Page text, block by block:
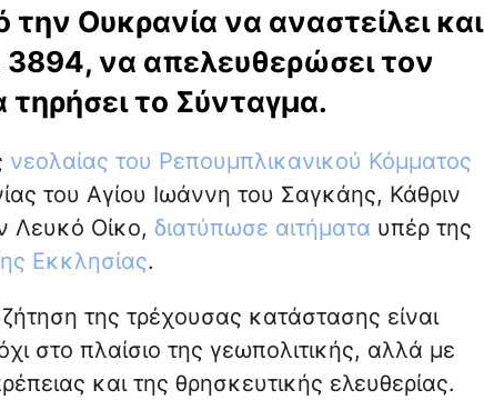
Ουκρανία να αναστείλει και
να απελευθερώσει τον
τηρήσει το Σύνταγμα.
νεολαίας του Ρεπουμπλικανικού Κόμματος
του Αγίου Ιωάννη του Σαγκάης, Κάθριν
Λευκό Οίκο, διατύπωσε αιτήματα υπέρ της
Εκκλησίας.
της τρέχουσας κατάστασης είναι
στο πλαίσιο της γεωπολιτικής, αλλά με
και της θρησκευτικής ελευθερίας.